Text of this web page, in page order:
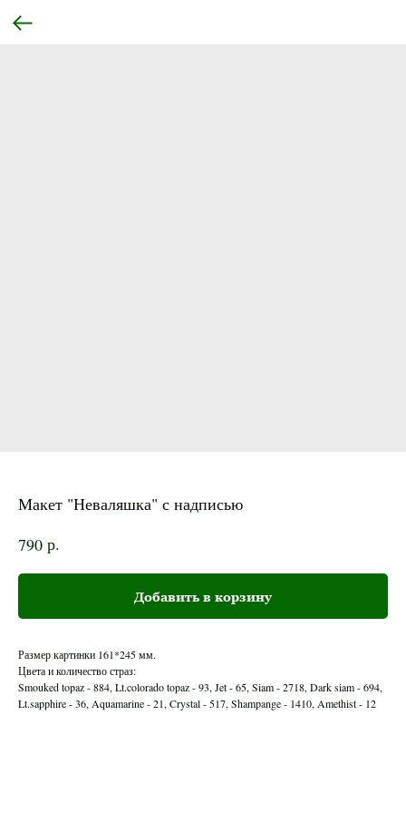
Макет "Неваляшка" с надписью
790 р.
Добавить в корзину
Размер картинки 161*245 мм.
Цвета и количество страз:
Smouked topaz - 884, Lt.colorado topaz - 93, Jet - 65, Siam - 2718, Dark siam - 694,
Lt.sapphire - 36, Aquamarine - 21, Crystal - 517, Shampange - 1410, Amethist - 12